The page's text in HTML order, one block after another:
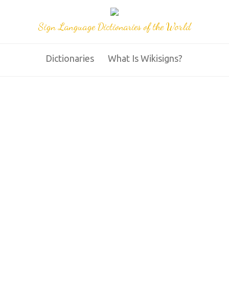
Sign Language Dictionaries of the World
Dictionaries What Is Wikisigns?